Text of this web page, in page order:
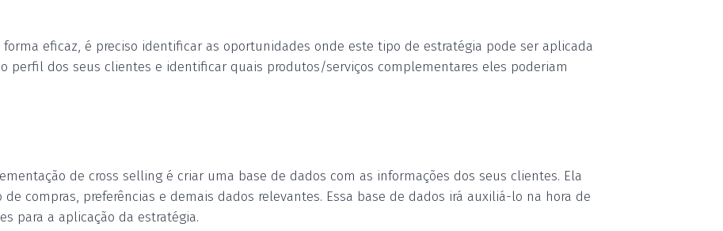
eficaz, é preciso identificar as oportunidades onde este tipo de estratégia pode ser aplicada
perfil dos seus clientes e identificar quais produtos/serviços complementares eles poderiam
de cross selling é criar uma base de dados com as informações dos seus clientes. Ela
compras, preferências e demais dados relevantes. Essa base de dados irá auxiliá-lo na hora de
para a aplicação da estratégia.